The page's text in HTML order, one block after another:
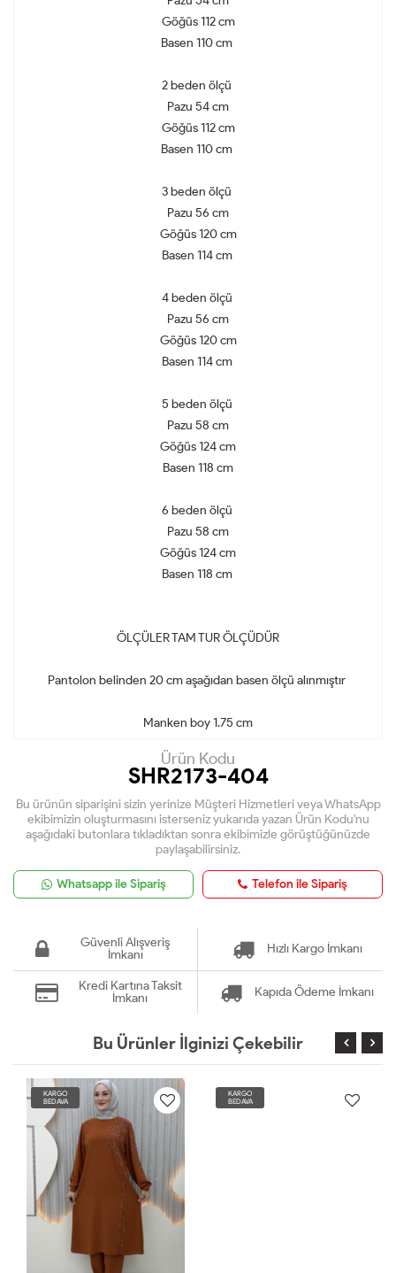
Göğüs 112 cm
Basen 110 cm
2 beden ölçü
Pazu 54 cm
Göğüs 112 cm
Basen 110 cm
3 beden ölçü
Pazu 56 cm
Göğüs 120 cm
Basen 114 cm
4 beden ölçü
Pazu 56 cm
Göğüs 120 cm
Basen 114 cm
5 beden ölçü
Pazu 58 cm
Göğüs 124 cm
Basen 118 cm
6 beden ölçü
Pazu 58 cm
Göğüs 124 cm
Basen 118 cm
ÖLÇÜLER TAM TUR ÖLÇÜDÜR
Pantolon belinden 20 cm aşağıdan basen ölçü alınmıştır
Manken boy 1.75 cm
Ürün Kodu
SHR2173-404
Bu ürünün siparişini sizin yerinize Müşteri Hizmetleri veya WhatsApp
ekibimizin oluşturmasını isterseniz yukarıda yazan Ürün Kodu'nu
aşağıdaki butonlara tıkladıktan sonra ekibimizle görüştüğünüzde
paylaşabilirsiniz.
Whatsapp ile Sipariş Telefon ile Sipariş
Güvenli Alışveriş
İmkanı
Hızlı Kargo İmkanı
Kredi Kartına Taksit
İmkanı
Kapıda Ödeme İmkanı
Bu Ürünler İlginizi Çekebilir
KARGO
BEDAVA
KARGO
BEDAVA